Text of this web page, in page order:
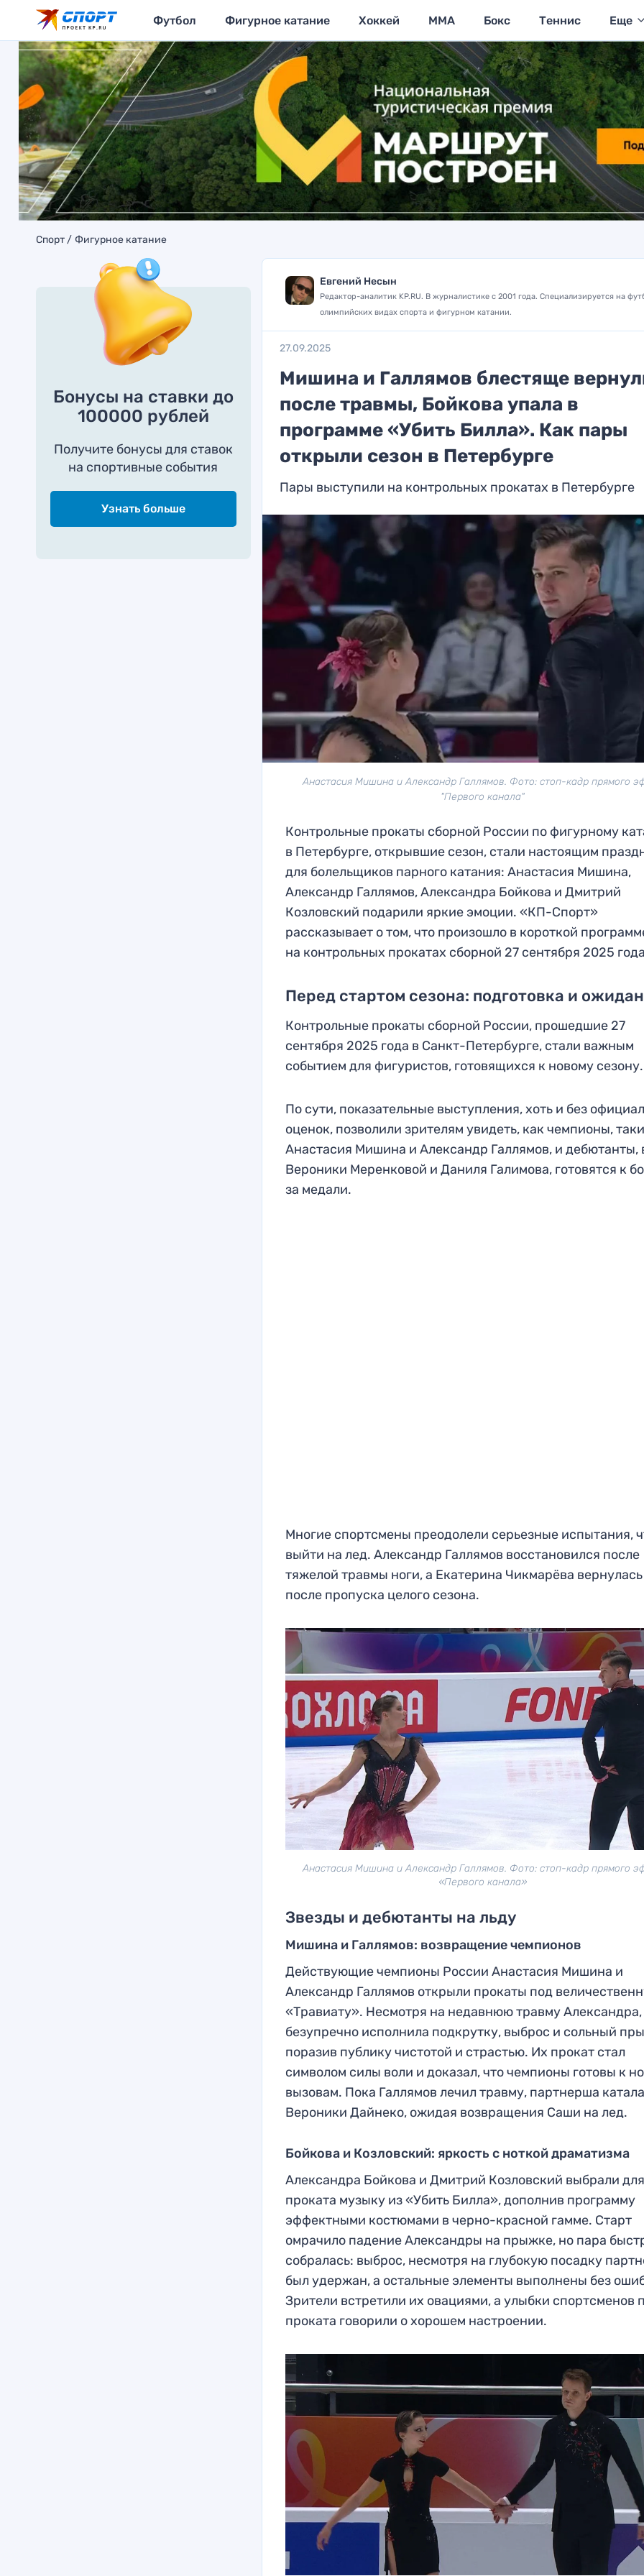
Футбол Фигурное катание Хоккей MMA Бокс Теннис Еще
Спорт Фигурное катание
Бонусы на ставки до
100000 рублей
Получите бонусы для ставок
на спортивные события
Узнать больше
Евгений Несын
Редактор-аналитик KP.RU. В журналистике с 2001 года. Специализируется на
олимпийских видах спорта и фигурном катании.
27.09.2025
Мишина и Галлямов блестяще
после травмы, Бойкова упала в
программе «Убить Билла». Как пары
открыли сезон в Петербурге
Пары выступили на контрольных прокатах в Петербурге
Анастасия Мишина и Александр Галлямов. Фото: стоп-кадр прямого
"Первого канала"
Контрольные прокаты сборной России по фигурному
в Петербурге, открывшие сезон, стали настоящим
для болельщиков парного катания: Анастасия Мишина,
Александр Галлямов, Александра Бойкова и Дмитрий
Козловский подарили яркие эмоции. «КП-Спорт»
рассказывает о том, что произошло в короткой
на контрольных прокатах сборной 27 сентября 2025
Перед стартом сезона: подготовка и
Контрольные прокаты сборной России, прошедшие 27
сентября 2025 года в Санкт-Петербурге, стали важным
событием для фигуристов, готовящихся к новому сезону.
По сути, показательные выступления, хоть и без
оценок, позволили зрителям увидеть, как чемпионы,
Анастасия Мишина и Александр Галлямов, и дебютанты,
Вероники Меренковой и Даниля Галимова, готовятся к
за медали.
Многие спортсмены преодолели серьезные испытания,
выйти на лед. Александр Галлямов восстановился после
тяжелой травмы ноги, а Екатерина Чикмарёва вернулась
после пропуска целого сезона.
Анастасия Мишина и Александр Галлямов. Фото: стоп-кадр прямого
«Первого канала»
Звезды и дебютанты на льду
Мишина и Галлямов: возвращение чемпионов
Действующие чемпионы России Анастасия Мишина и
Александр Галлямов открыли прокаты под
«Травиату». Несмотря на недавнюю травму
безупречно исполнила подкрутку, выброс и сольный
поразив публику чистотой и страстью. Их прокат стал
символом силы воли и доказал, что чемпионы готовы к
вызовам. Пока Галлямов лечил травму, партнерша
Вероники Дайнеко, ожидая возвращения Саши на лед.
Бойкова и Козловский: яркость с ноткой драматизма
Александра Бойкова и Дмитрий Козловский выбрали
проката музыку из «Убить Билла», дополнив программу
эффектными костюмами в черно-красной гамме. Старт
омрачило падение Александры на прыжке, но пара
собралась: выброс, несмотря на глубокую посадку
был удержан, а остальные элементы выполнены без
Зрители встретили их овациями, а улыбки спортсменов
проката говорили о хорошем настроении.